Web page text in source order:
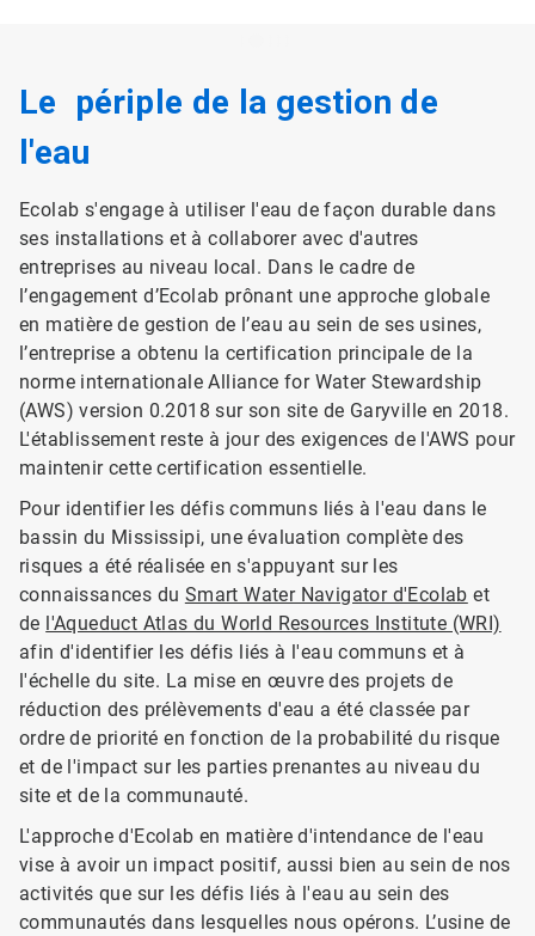
Le périple de la gestion de
l'eau
Ecolab s'engage à utiliser l'eau de façon durable dans
ses installations et à collaborer avec d'autres
entreprises au niveau local. Dans le cadre de
l’engagement d’Ecolab prônant une approche globale
en matière de gestion de l’eau au sein de ses usines,
l’entreprise a obtenu la certification principale de la
norme internationale Alliance for Water Stewardship
(AWS) version 0.2018 sur son site de Garyville en 2018.
L'établissement reste à jour des exigences de l'AWS pour
maintenir cette certification essentielle.
Pour identifier les défis communs liés à l'eau dans le
bassin du Mississipi, une évaluation complète des
risques a été réalisée en s'appuyant sur les
connaissances du Smart Water Navigator d'Ecolab et
de l'Aqueduct Atlas du World Resources Institute (WRI)
afin d'identifier les défis liés à l'eau communs et à
l'échelle du site. La mise en œuvre des projets de
réduction des prélèvements d'eau a été classée par
ordre de priorité en fonction de la probabilité du risque
et de l'impact sur les parties prenantes au niveau du
site et de la communauté.
L'approche d'Ecolab en matière d'intendance de l'eau
vise à avoir un impact positif, aussi bien au sein de nos
activités que sur les défis liés à l'eau au sein des
communautés dans lesquelles nous opérons. L’usine de